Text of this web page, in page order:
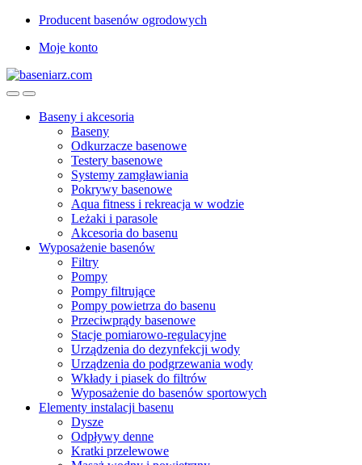
Przejdź
nawigacji
Przejdź
treści
Producent basenów ogrodowych
Moje konto
Baseny i akcesoria
Baseny
Odkurzacze basenowe
Testery basenowe
Systemy zamgławiania
Pokrywy basenowe
Aqua fitness i rekreacja w wodzie
Leżaki i parasole
Akcesoria do basenu
Wyposażenie basenów
Filtry
Pompy
Pompy filtrujące
Pompy powietrza do basenu
Przeciwprądy basenowe
Stacje pomiarowo-regulacyjne
Urządzenia do dezynfekcji wody
Urządzenia do podgrzewania wody
Wkłady i piasek do filtrów
Wyposażenie do basenów sportowych
Elementy instalacji basenu
Dysze
Odpływy denne
Kratki przelewowe